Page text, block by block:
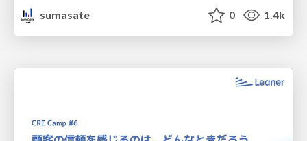
sumasate
0 1.4k